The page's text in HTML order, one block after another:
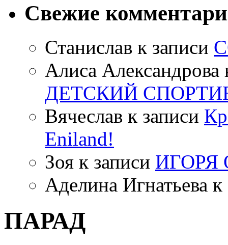
Свежие
Станислав к записи
Алиса Александрова
ДЕТСКИЙ
Вячеслав к записи
Eniland!
Зоя к записи ИГОРЯ
Аделина Игнатьева к
ПАРАД